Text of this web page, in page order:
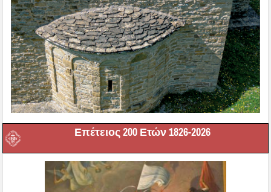
Επέτειος 200 Ετών 1826-2026